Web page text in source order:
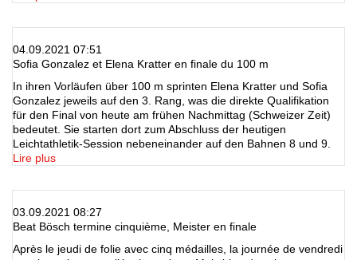
04.09.2021 07:51
Sofia Gonzalez et Elena Kratter en finale du 100 m
In ihren Vorläufen über 100 m sprinten Elena Kratter und Sofia
Gonzalez jeweils auf den 3. Rang, was die direkte Qualifikation
für den Final von heute am frühen Nachmittag (Schweizer Zeit)
bedeutet. Sie starten dort zum Abschluss der heutigen
Leichtathletik-Session nebeneinander auf den Bahnen 8 und 9.
Lire plus
03.09.2021 08:27
Beat Bösch termine cinquième, Meister en finale
Après le jeudi de folie avec cinq médailles, la journée de vendredi